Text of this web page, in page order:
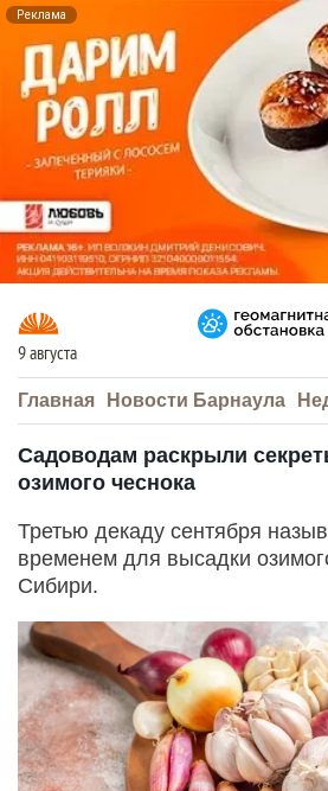
Реклама
9 августа
Главная Новости Барнаула
Садоводам раскрыли
озимого чеснока
Третью декаду сентября
временем для высадки
Сибири.